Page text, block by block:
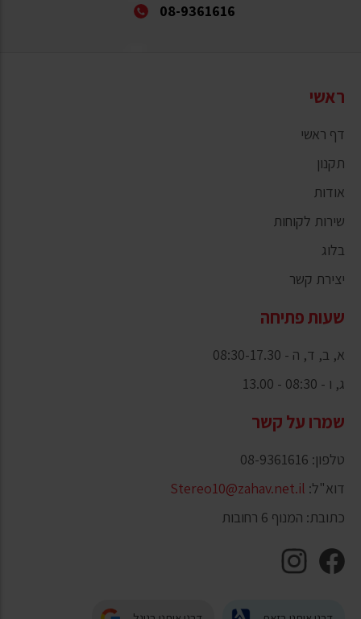
08-9361616
ראשי
דף ראשי
תקנון
אודות
שירות לקוחות
בלוג
יצירת קשר
שעות פתיחה
א, ב, ד, ה - 08:30-17.30
ג, ו - 08:30 - 13.00
שמרו על קשר
טלפון: 08-9361616
דוא"ל: Stereo10@zahav.net.il
כתובת: המנוף 6 רחובות